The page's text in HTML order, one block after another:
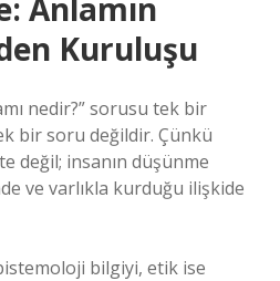
Anlamın
Kuruluşu
nedir?” sorusu tek bir
bir soru değildir. Çünkü
değil; insanın düşünme
ve varlıkla kurduğu ilişkide
bilgiyi, etik ise